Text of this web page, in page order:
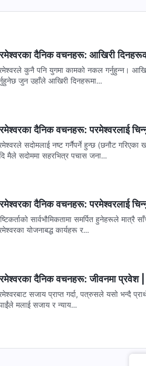
दैनिक वचनहरू: आखिरी
कुनै पनि युगमा कामको नकल गर्नुहुन्न।
जुन उहाँले आखिरी दिनहरूमा...
दैनिक वचनहरू: परमेश्‍वरलाई
सदोमलाई नष्ट गर्नैपर्ने हुन्छ (छनौट गरिएका खण्डहरू) उत्पत्ति १८:२६ अनि
मैले सदोममा सहरभित्र पचास जना...
दैनिक वचनहरू: परमेश्‍वरलाई
सार्वभौमिकतामा समर्पित हुनेहरूले मात्रै साँचो
योजनाबद्ध कार्यहरू र...
दैनिक वचनहरू: जीवनमा
सजाय प्राप्त गर्दा, पत्रुसले यसो भन्दै
मलाई सजाय र न्याय...